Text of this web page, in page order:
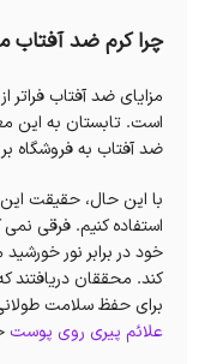
چرا کرم ضد
مزایای ضد آفتاب فراتر
است. تابستان به این
ضد آفتاب به فروشگاه
با این حال، حقیقت
استفاده کنیم. فرقی
کند. محققان
برای حفظ سلامت
علائم پیری روی پوست